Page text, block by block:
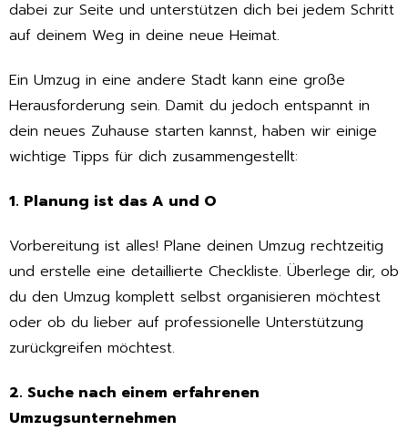
dabei zur Seite und unterstützen dich bei jedem Schritt
auf deinem Weg in deine neue Heimat.
Ein Umzug in eine andere Stadt kann eine große
Herausforderung sein. Damit du jedoch entspannt in
dein neues Zuhause starten kannst, haben wir einige
wichtige Tipps für dich zusammengestellt:
1. Planung ist das A und O
Vorbereitung ist alles! Plane deinen Umzug rechtzeitig
und erstelle eine detaillierte Checkliste. Überlege dir, ob
du den Umzug komplett selbst organisieren möchtest
oder ob du lieber auf professionelle Unterstützung
zurückgreifen möchtest.
2. Suche nach einem erfahrenen
Umzugsunternehmen